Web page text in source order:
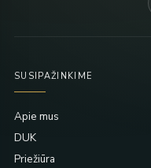
SUSIPAŽINKIME
Apie mus
DUK
Priežiūra